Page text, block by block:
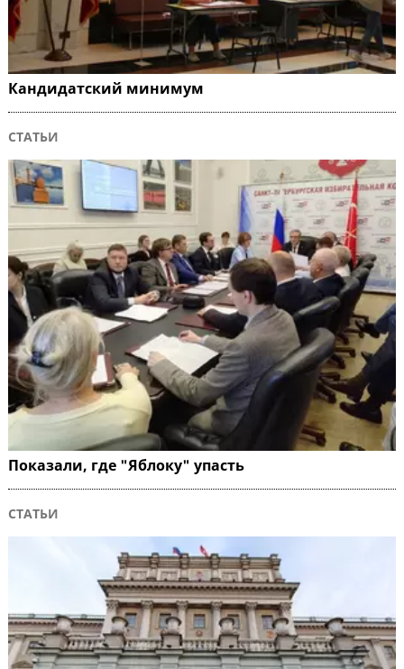
Кандидатский минимум
СТАТЬИ
Показали, где "Яблоку" упасть
СТАТЬИ